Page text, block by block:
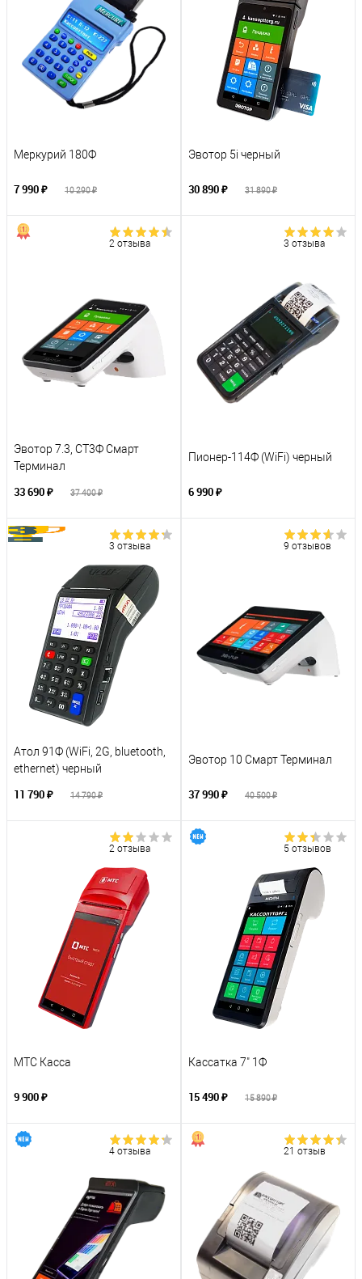
Меркурий 180Ф
7 990 ₽ 10 290 ₽
Эвотор 5i черный
30 890 ₽ 31 890 ₽
2 отзыва
Эвотор 7.3, СТ3Ф Смарт
Терминал
33 690 ₽ 37 400 ₽
3 отзыва
Пионер-114Ф (WiFi) черный
6 990 ₽
3 отзыва
Атол 91Ф (WiFi, 2G, bluetooth,
ethernet) черный
11 790 ₽ 14 790 ₽
9 отзывов
Эвотор 10 Смарт Терминал
37 990 ₽ 40 500 ₽
2 отзыва
МТС Касса
9 900 ₽
5 отзывов
Кассатка 7" 1Ф
15 490 ₽ 15 890 ₽
4 отзыва 21 отзыв